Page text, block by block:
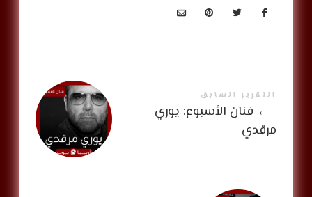
التقرير السابق
← فنان الأسبوع: يوري
مرقدي